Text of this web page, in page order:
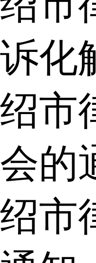
诉化
绍市
会的
绍市